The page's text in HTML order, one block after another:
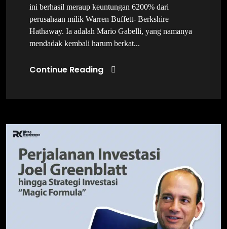
ini berhasil meraup keuntungan 6200% dari
perusahaan milik Warren Buffett- Berkshire
Hathaway. Ia adalah Mario Gabelli, yang namanya
mendadak kembali harum berkat...
Continue Reading